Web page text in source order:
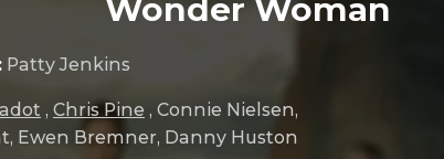
Wonder Woman
Patty Jenkins
, Chris Pine , Connie Nielsen,
Ewen Bremner, Danny Huston